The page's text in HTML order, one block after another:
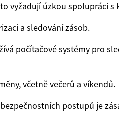
vyžadují úzkou spolupráci s
a sledování zásob.
počítačové systémy pro
včetně večerů a víkendů.
postupů je